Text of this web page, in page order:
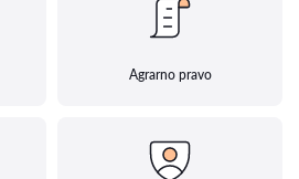
Agrarno pravo